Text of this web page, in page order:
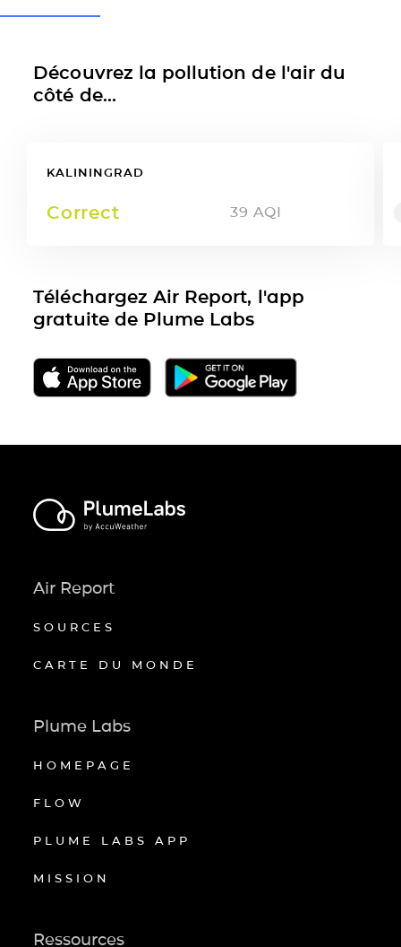
Découvrez la pollution de l'air du
côté de...
KALININGRAD
Correct 39 AQI
Téléchargez Air Report, l'app
gratuite de Plume Labs
Air Report
SOURCES
CARTE DU MONDE
Plume Labs
HOMEPAGE
FLOW
PLUME LABS APP
MISSION
Ressources